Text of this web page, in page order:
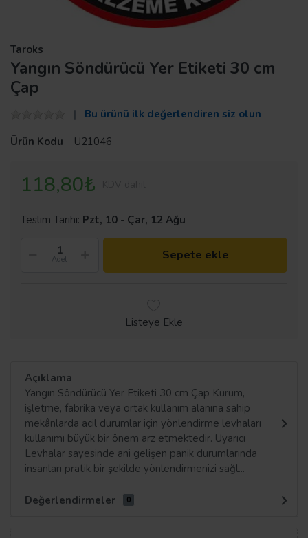
Taroks
Yangın Söndürücü Yer Etiketi 30 cm
Çap
Bu ürünü ilk değerlendiren siz olun
Ürün Kodu
U21046
118,80₺
Teslim Tarihi: Pzt, 10 - Çar, 12 Ağu
Adet Sepete ekle
Listeye Ekle
Açıklama
Yangın Söndürücü Yer Etiketi 30 cm Çap Kurum,
işletme, fabrika veya ortak kullanım alanına sahip
mekânlarda acil durumlar için yönlendirme levhaları
kullanımı büyük bir önem arz etmektedir. Uyarıcı
Levhalar sayesinde ani gelişen panik durumlarında
insanları pratik bir şekilde yönlendirmenizi sağl...
Değerlendirmeler 0